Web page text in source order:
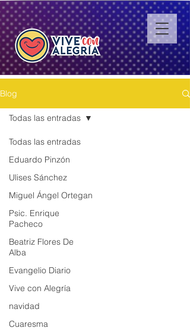
Blog
Todas las entradas
Eduardo Pinzón
Ulises Sánchez
Miguel Ángel Ortegan
Psic. Enrique
Pacheco
Beatriz Flores De
Alba
Evangelio Diario
Vive con Alegría
navidad
Cuaresma
Todas las entradas